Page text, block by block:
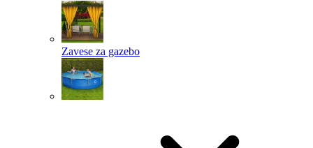
Zavese za gazebo